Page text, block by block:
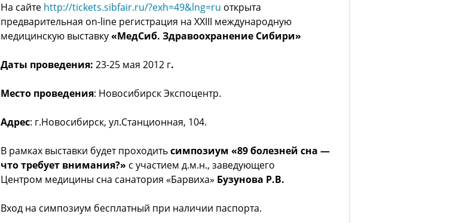
На сайте http://tickets.sibfair.ru/?exh=49&lng=ru открыта
предварительная on-line регистрация на XXIII международную
медицинскую выставку«МедСиб. Здравоохранение Сибири»
Даты проведения: 23-25 мая 2012 г.
Место проведения: Новосибирск Экспоцентр.
Адрес: г.Новосибирск, ул.Станционная, 104.
В рамках выставки будет проходитьсимпозиум «89 болезней сна —
что требует внимания?» с участием д.м.н., заведующего
Центром медицины сна санатория «Барвиха» Бузунова Р.В.
Вход на симпозиум бесплатный при наличии паспорта.